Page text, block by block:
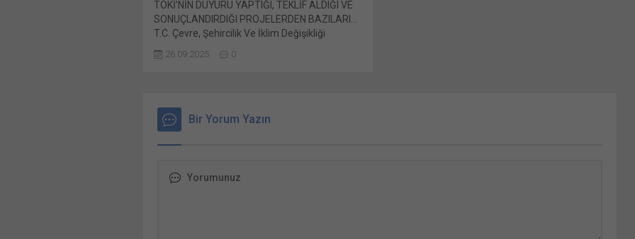
TOKİ’NİN DUYURU YAPTIĞI, TEKLİF ALDIĞI VE
SONUÇLANDIRDIĞI PROJELERDEN BAZILARI…
T.C. Çevre, Şehircilik Ve İklim Değişikliği
tarafından yürütülmekte olan, konut Bunu
LinkedIn WhatsApp'ta paylaşmak için tıklayın
(Yeni pencerede açılır) WhatsApp Facebook'ta
paylaşmak için tıklayın (Yeni...
26.09.2025 0
Bir Yorum Yazın